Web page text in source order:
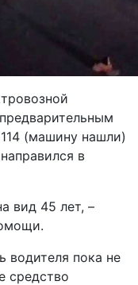
(машину нашли)
в
вид 45 лет, –
водителя пока не
средство